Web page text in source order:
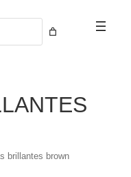
brillantes brown